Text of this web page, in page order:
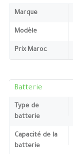
Marque
Modèle
Prix Maroc
Batterie
Type de
batterie
Capacité de la
batterie